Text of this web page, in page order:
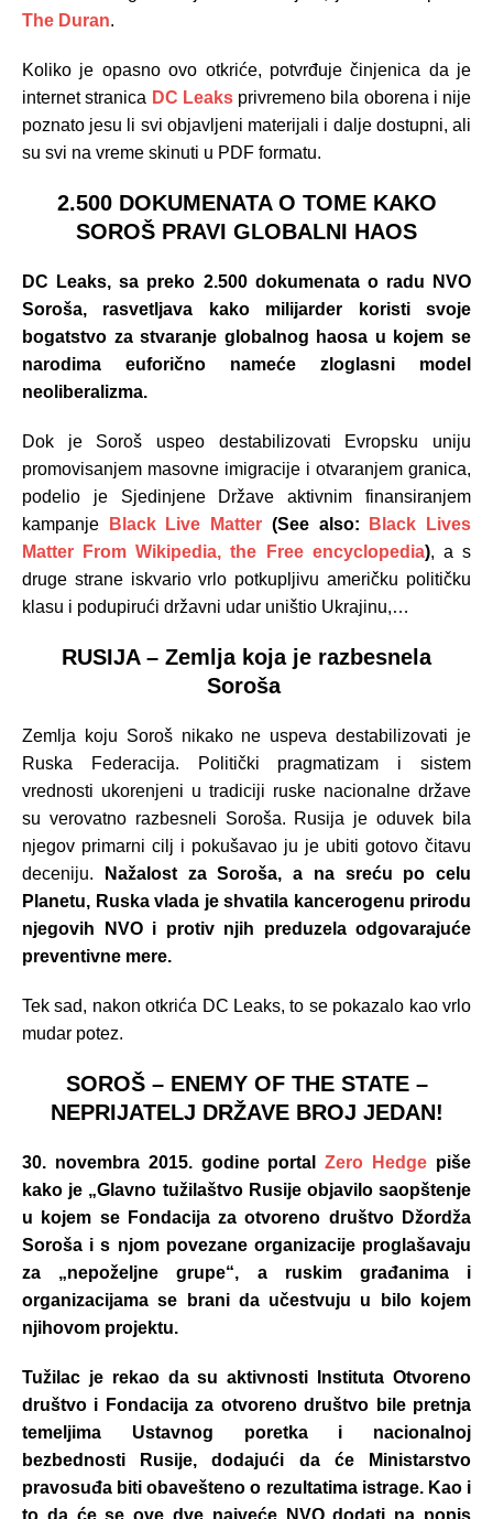
The Duran.
Koliko je opasno ovo otkriće, potvrđuje činjenica da je
internet stranica DC Leaksprivremeno bila oborena i nije
poznato jesu li svi objavljeni materijali i dalje dostupni, ali
su svi na vreme skinuti u PDF formatu.
2.500 DOKUMENATA O TOME KAKO
SOROŠ PRAVI GLOBALNI HAOS
DC Leaks, sa preko 2.500 dokumenata o radu NVO
Soroša, rasvetljava kako milijarder koristi svoje
bogatstvo za stvaranje globalnog haosa u kojem se
narodima euforično nameće zloglasni model
neoliberalizma.
Dok je Soroš uspeo destabilizovati Evropsku uniju
promovisanjem masovne imigracije i otvaranjem granica,
podelio je Sjedinjene Države aktivnim finansiranjem
kampanje
Black Live Matter (See also:
Black Lives
Matter From Wikipedia, the Free encyclopedia), a s
druge strane iskvario vrlo potkupljivu američku političku
klasu i podupirući državni udar uništio Ukrajinu,…
RUSIJA – Zemlja koja je razbesnela
Soroša
Zemlja koju Soroš nikako ne uspeva destabilizovati je
Ruska Federacija.
Politički pragmatizam i sistem
vrednosti ukorenjeni u tradiciji ruske nacionalne države
su verovatno razbesneli Soroša. Rusija je oduvek bila
njegov primarni cilj i pokušavao ju je ubiti gotovo čitavu
deceniju.
Nažalost za Soroša, a na sreću po celu
Planetu, Ruska vlada je shvatila kancerogenu prirodu
njegovih NVO i protiv njih preduzela odgovarajuće
preventivne mere.
Tek sad, nakon otkrića DC Leaks, to se pokazalo kao vrlo
mudar potez.
SOROŠ – ENEMY OF THE STATE –
NEPRIJATELJ DRŽAVE BROJ JEDAN!
30. novembra 2015. godine portalZero Hedge piše
kako je „Glavno tužilaštvo Rusije objavilo saopštenje
u kojem se Fondacija za otvoreno društvo Džordža
Soroša i s njom povezane organizacije proglašavaju
za „nepoželjne grupe“, a ruskim građanima i
organizacijama se brani da učestvuju u bilo kojem
njihovom projektu.
Tužilac je rekao da su aktivnosti Instituta Otvoreno
društvo i Fondacija za otvoreno društvo bile pretnja
temeljima Ustavnog poretka i nacionalnoj
bezbednosti Rusije, dodajući da će Ministarstvo
pravosuđa biti obavešteno o rezultatima istrage. Kao i
to da će se ove dve najveće NVO dodati na popis